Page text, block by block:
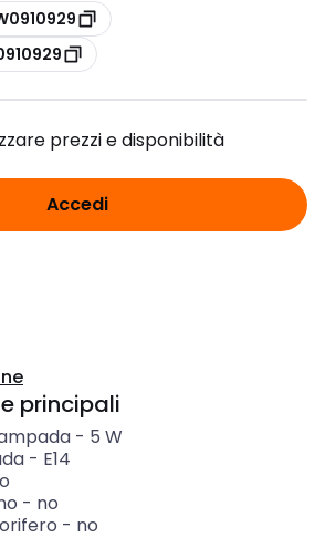
prezzi e disponibilità
Accedi
principali
- 5 W
- E14
- no
- no